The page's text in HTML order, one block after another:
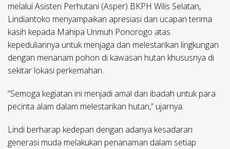
melalui Asisten Perhutani (Asper) BKPH Wilis Selatan,
Lindiantoko menyampaikan apresiasi dan ucapan terima
kasih kepada Mahipa Unmuh Ponorogo atas
kepeduliannya untuk menjaga dan melestarikan lingkungan
dengan menanam pohon di kawasan hutan khususnya di
sekitar lokasi perkemahan.
“Semoga kegiatan ini menjadi amal dan ibadah untuk para
pecinta alam dalam melestarikan hutan,” ujarnya.
Lindi berharap kedepan dengan adanya kesadaran
generasi muda melakukan penanaman dalam setiap